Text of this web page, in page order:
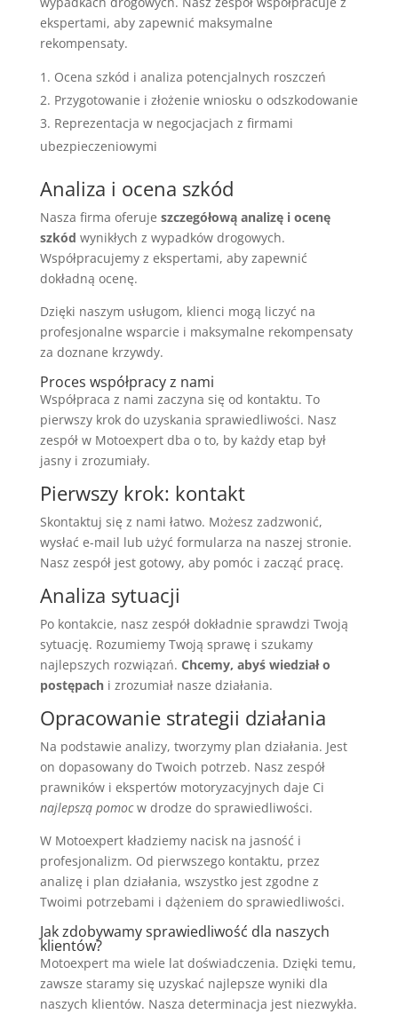
ekspertami, aby zapewnić maksymalne
rekompensaty.
Ocena szkód i analiza potencjalnych roszczeń
Przygotowanie i złożenie wniosku o odszkodowanie
Reprezentacja w negocjacjach z firmami
ubezpieczeniowymi
Analiza i ocena szkód
Nasza firma oferuje szczegółową analizę i ocenę
szkód wynikłych z wypadków drogowych.
Współpracujemy z ekspertami, aby zapewnić
dokładną ocenę.
Dzięki naszym usługom, klienci mogą liczyć na
profesjonalne wsparcie i maksymalne rekompensaty
za doznane krzywdy.
Proces współpracy z nami
Współpraca z nami zaczyna się od kontaktu. To
pierwszy krok do uzyskania sprawiedliwości. Nasz
zespół w Motoexpert dba o to, by każdy etap był
jasny i zrozumiały.
Pierwszy krok: kontakt
Skontaktuj się z nami łatwo. Możesz zadzwonić,
wysłać e-mail lub użyć formularza na naszej stronie.
Nasz zespół jest gotowy, aby pomóc i zacząć pracę.
Analiza sytuacji
Po kontakcie, nasz zespół dokładnie sprawdzi Twoją
sytuację. Rozumiemy Twoją sprawę i szukamy
najlepszych rozwiązań. Chcemy, abyś wiedział o
postępachi zrozumiał nasze działania.
Opracowanie strategii działania
Na podstawie analizy, tworzymy plan działania. Jest
on dopasowany do Twoich potrzeb. Nasz zespół
prawników i ekspertów motoryzacyjnych daje Ci
najlepszą pomocw drodze do sprawiedliwości.
W Motoexpert kładziemy nacisk na jasność i
profesjonalizm. Od pierwszego kontaktu, przez
analizę i plan działania, wszystko jest zgodne z
Twoimi potrzebami i dążeniem do sprawiedliwości.
Jak zdobywamy sprawiedliwość dla naszych
klientów?
Motoexpert ma wiele lat doświadczenia. Dzięki temu,
zawsze staramy się uzyskać najlepsze wyniki dla
naszych klientów. Nasza determinacja jest niezwykła.